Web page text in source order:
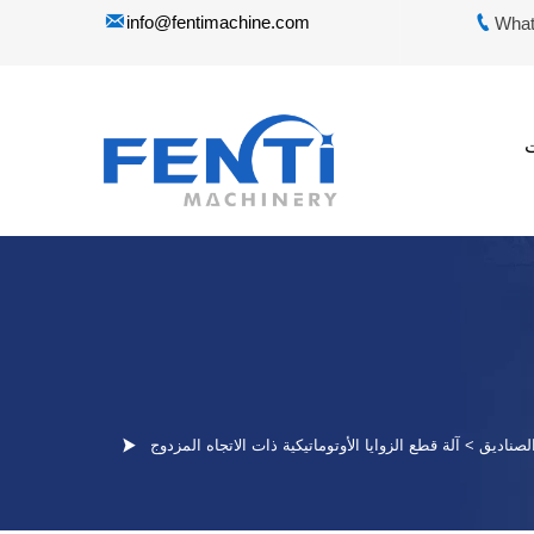
info@fentimachine.com 
 > آلة قطع الزوايا الأوتوماتيكية ذات الاتجاه المزدوج